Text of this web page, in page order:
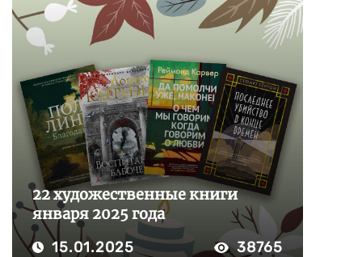
22 художественные книги
января 2025 года
15.01.2025 38765